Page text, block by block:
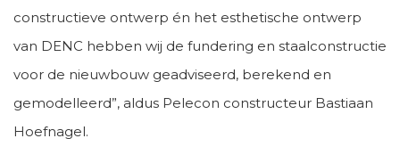
constructieve ontwerp én het esthetische ontwerp
van DENC hebben wij de fundering en staalconstructie
voor de nieuwbouw geadviseerd, berekend en
gemodelleerd”, aldus Pelecon constructeur Bastiaan
Hoefnagel.